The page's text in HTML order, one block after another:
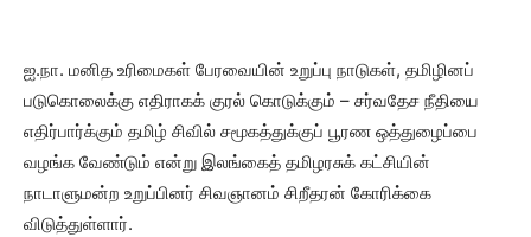
ஐ.நா. மனித உரிமைகள் பேரவையின் உறுப்பு நாடுகள், தமிழினப்
படுகொலைக்கு எதிராகக் குரல் கொடுக்கும் – சர்வதேச நீதியை
எதிர்பார்க்கும் தமிழ் சிவில் சமூகத்துக்குப் பூரண ஒத்துழைப்பை
வழங்க வேண்டும் என்று இலங்கைத் தமிழரசுக் கட்சியின்
நாடாளுமன்ற உறுப்பினர் சிவஞானம் சிறீதரன் கோரிக்கை
விடுத்துள்ளார்.